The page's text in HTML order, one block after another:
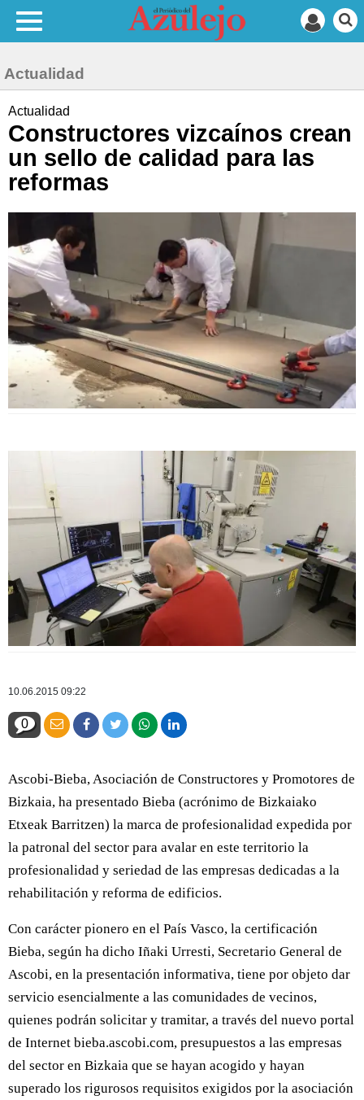
Actualidad
Actualidad
Constructores vizcaínos crean
un sello de calidad para las
reformas
10.06.2015 09:22
0
Ascobi-Bieba, Asociación de Constructores y Promotores de
Bizkaia, ha presentado Bieba (acrónimo de Bizkaiako
Etxeak Barritzen) la marca de profesionalidad expedida por
la patronal del sector para avalar en este territorio la
profesionalidad y seriedad de las empresas dedicadas a la
rehabilitación y reforma de edificios.
Con carácter pionero en el País Vasco, la certificación
Bieba, según ha dicho Iñaki Urresti, Secretario General de
Ascobi, en la presentación informativa, tiene por objeto dar
servicio esencialmente a las comunidades de vecinos,
quienes podrán solicitar y tramitar, a través del nuevo portal
de Internet bieba.ascobi.com, presupuestos a las empresas
del sector en Bizkaia que se hayan acogido y hayan
superado los rigurosos requisitos exigidos por la asociación